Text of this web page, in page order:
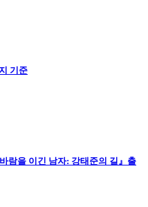
기준
람을 이긴 남자: 강태준의 길』출